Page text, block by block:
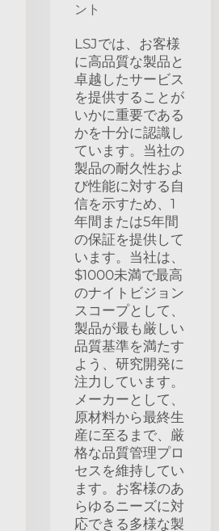
ント
LSJでは、お客様
に高品質な製品と
卓越したサービス
を提供することが
いかに重要である
かを十分に認識し
ています。当社の
製品の耐久性およ
び性能に対する自
信を示すため、1
年間または5年間
の保証を提供して
います。当社は、
$1000未満で最高
のナイトビジョン
スコープとして、
製品が最も厳しい
品質基準を満たす
よう、研究開発に
注力しています。
メーカーとして、
原材料から最終生
産に至るまで、厳
格な品質管理プロ
セスを維持してい
ます。お客様のあ
らゆるニーズに対
応できる多様な製